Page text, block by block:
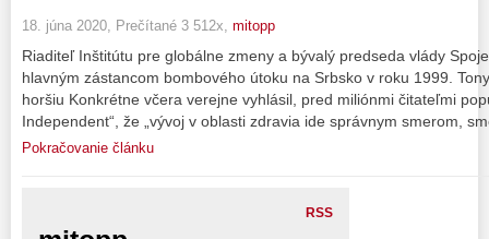
18. júna 2020, Prečítané 3 512x, mitopp
Riaditeľ Inštitútu pre globálne zmeny a bývalý predseda vlády
hlavným zástancom bombového útoku na Srbsko v roku 1999.
horšiu Konkrétne včera verejne vyhlásil, pred miliónmi čitateľmi
Independent“, že „vývoj v oblasti zdravia ide správnym smerom,
Pokračovanie článku
RSS